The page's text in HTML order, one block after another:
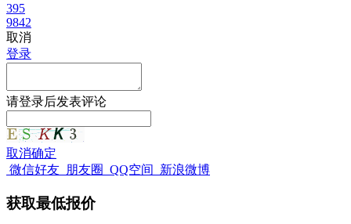
395
9842
取消
登录
请登录后发表评论
取消确定
微信好友 朋友圈 QQ空间 新浪微博
获取最低报价